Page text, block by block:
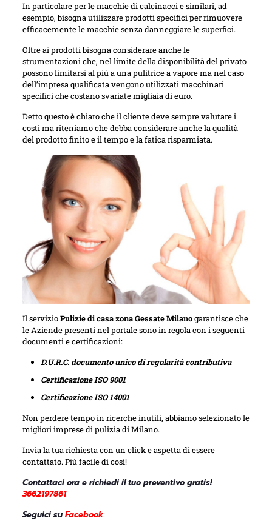
In particolare per le macchie di calcinacci e similari, ad
esempio, bisogna utilizzare prodotti specifici per rimuovere
efficacemente le macchie senza danneggiare le superfici.
Oltre ai prodotti bisogna considerare anche le
strumentazioni che, nel limite della disponibilità del privato
possono limitarsi al più a una pulitrice a vapore ma nel caso
dell’impresa qualificata vengono utilizzati macchinari
specifici che costano svariate migliaia di euro.
Detto questo è chiaro che il cliente deve sempre valutare i
costi ma riteniamo che debba considerare anche la qualità
del prodotto finito e il tempo e la fatica risparmiata.
Il servizioPulizie di casa zona Gessate Milanogarantisce che
le Aziende presenti nel portale sono in regola con i seguenti
documenti e certificazioni:
D.U.R.C. documento unico di regolarità contributiva
Certificazione ISO 9001
Certificazione ISO 14001
Non perdere tempo in ricerche inutili, abbiamo selezionato le
migliori imprese di pulizia di Milano.
Invia la tua richiesta con un click e aspetta di essere
contattato. Più facile di così!
Contattaci ora e richiedi il tuo preventivo gratis!
3662197861
Seguici su Facebook